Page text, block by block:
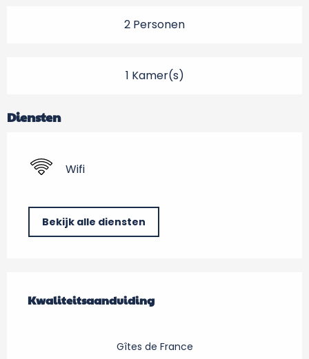
2 Personen
1 Kamer(s)
Diensten
Wifi
Bekijk alle diensten
Kwaliteitsaanduiding
Kwaliteitsaanduiding
Gîtes de France